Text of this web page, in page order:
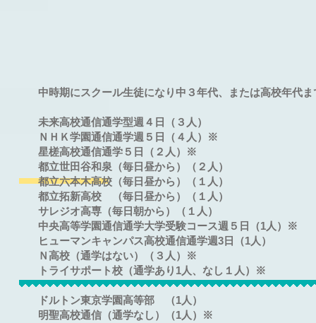
中時期にスクール生徒になり中３年代、または高校年代
未来高校通信通学型週４日（３人）
ＮＨＫ学園通信通学週５日（４人）※
星槎高校通信通学５日（２人）※
都立世田谷和泉（毎日昼から）（２人）
都立六本木高校（毎日昼から）（１人）
都立拓新高校 （毎日昼から）（１人）
サレジオ高専（毎日朝から）（１人）
中央高等学園通信通学大学受験コース週５日（1人）※
ヒューマンキャンパス高校通信通学週3日（1人）
Ｎ高校（通学はない）（３人）※
トライサポート校（通学あり1人、なし１人）※
ドルトン東京学園高等部 （1人）
明聖高校通信（通学なし）（1人）※